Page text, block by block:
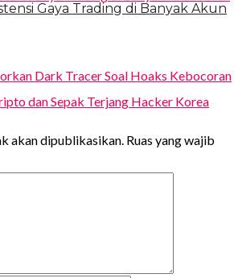
Gaya Trading di Banyak Akun
Dark Tracer Soal Hoaks Kebocoran
dan Sepak Terjang Hacker Korea
akan dipublikasikan. Ruas yang wajib